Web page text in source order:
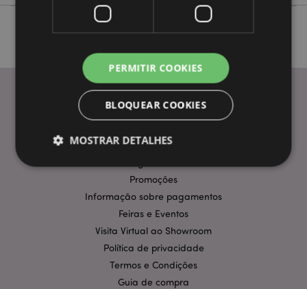
INFORMAÇÃO
Perguntas Frequentes
Promoções
Informação sobre pagamentos
Feiras e Eventos
Visita Virtual ao Showroom
Política de privacidade
Termos e Condições
Guia de compra
PERMITIR COOKIES
BLOQUEAR COOKIES
MOSTRAR DETALHES
Estritamente necessários
Desempenho
Segmentação
Funcionalidade
funcionalidades centrais do website, tais como login
de utilizador e gestão de conta. O sítio web não
pode ser utilizado correctamente sem os cookies
estritamente necessários.